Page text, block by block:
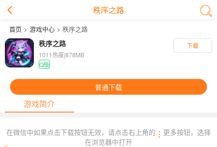
秩序之路
首页> 游戏中心> 秩序之路
下载
秩序之路
1011热度|878MB
Q版
普通下载
游戏简介
在微信中如果点击下载按钮无效，请点击右上角的
更多按钮，选择
在浏览器中打开